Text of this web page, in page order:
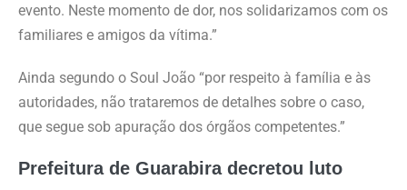
evento. Neste momento de dor, nos solidarizamos com os
familiares e amigos da vítima.”
Ainda segundo o Soul João “por respeito à família e às
autoridades, não trataremos de detalhes sobre o caso,
que segue sob apuração dos órgãos competentes.”
Prefeitura de Guarabira decretou luto